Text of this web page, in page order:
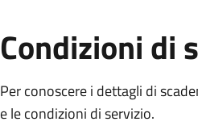
Condizioni di
Per conoscere i dettagli di
e le condizioni di servizio.